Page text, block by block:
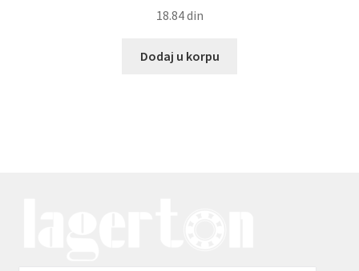
18.84din
Dodaj u korpu